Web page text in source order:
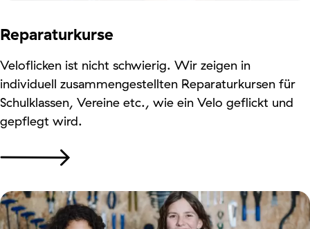
Reparaturkurse
Veloflicken ist nicht schwierig. Wir zeigen in
individuell zusammengestellten Reparaturkursen für
Schulklassen, Vereine etc., wie ein Velo geflickt und
gepflegt wird.